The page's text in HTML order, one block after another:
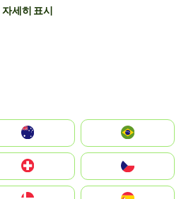
자세히 표시